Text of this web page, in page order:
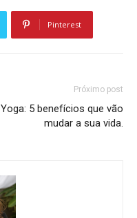
Pinterest
Próximo post
Yoga: 5 benefícios que vão
mudar a sua vida.